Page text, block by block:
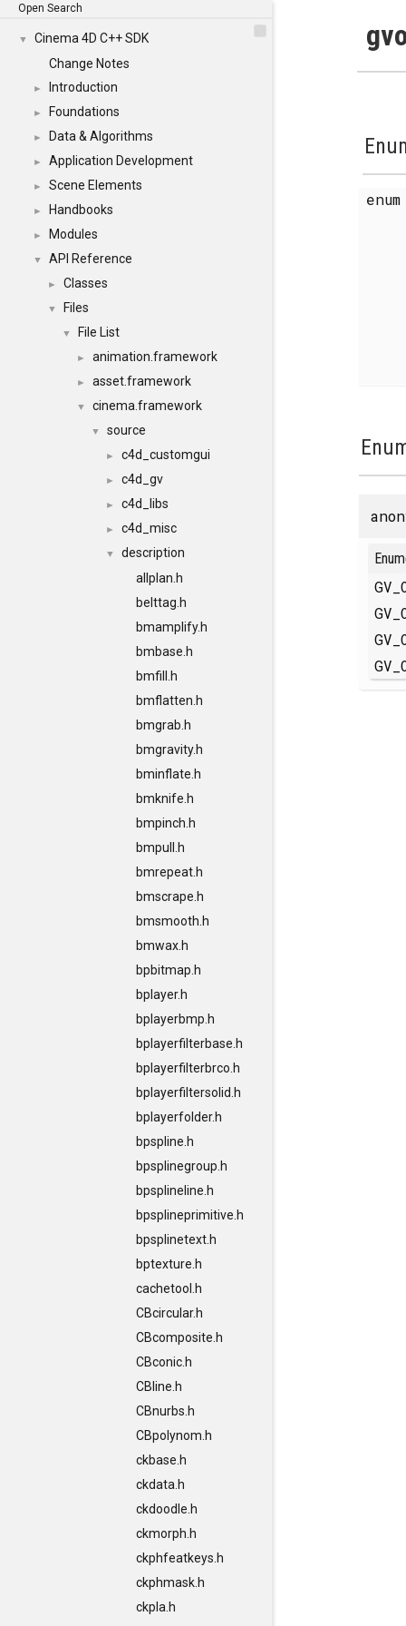
Open Search
▼
Cinema 4D C++ SDK
Change Notes
► Introduction
► Foundations
► Data & Algorithms
► Application Development
► Scene Elements
► Handbooks
► Modules
▼ API Reference
► Classes
▼ Files
▼ File List
► animation.framework
► asset.framework
▼ cinema.framework
▼ source
► c4d_customgui
► c4d_gv
► c4d_libs
► c4d_misc
▼
description
allplan.h
belttag.h
bmamplify.h
bmbase.h
bmfill.h
bmflatten.h
bmgrab.h
bmgravity.h
bminflate.h
bmknife.h
bmpinch.h
bmpull.h
bmrepeat.h
bmscrape.h
bmsmooth.h
bmwax.h
bpbitmap.h
bplayer.h
bplayerbmp.h
bplayerfilterbase.h
bplayerfilterbrco.h
bplayerfiltersolid.h
bplayerfolder.h
bpspline.h
bpsplinegroup.h
bpsplineline.h
bpsplineprimitive.h
bpsplinetext.h
bptexture.h
cachetool.h
CBcircular.h
CBcomposite.h
CBconic.h
CBline.h
CBnurbs.h
CBpolynom.h
ckbase.h
ckdata.h
ckdoodle.h
ckmorph.h
ckphfeatkeys.h
ckphmask.h
ckpla.h